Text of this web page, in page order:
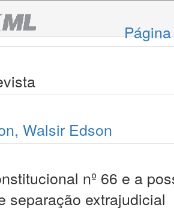
Walsir Edson
nº 66 e a
separação extrajudicial